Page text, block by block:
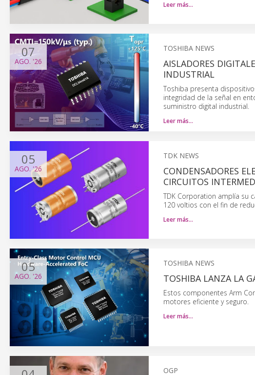
Leer más…
07
AGO. '26
TOSHIBA NEWS
AISLADORES
INDUSTRIAL
Toshiba presenta
integridad de la señal en
suministro digital industrial.
Leer más…
05
AGO.'26
TDK NEWS
CONDENSADORES
CIRCUITOS
TDK Corporation amplía su
120 voltios con el fin de
Leer más…
05
AGO. '26
TOSHIBA NEWS
TOSHIBA LANZA LA
Estos componentes Arm
motores eficiente y seguro.
Leer más…
OGP